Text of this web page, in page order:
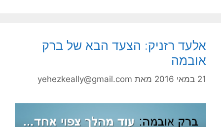
אלעד רזניק: הצעד הבא של ברק
אובמה
21 במאי 2016 מאת yehezkeally@gmail.com